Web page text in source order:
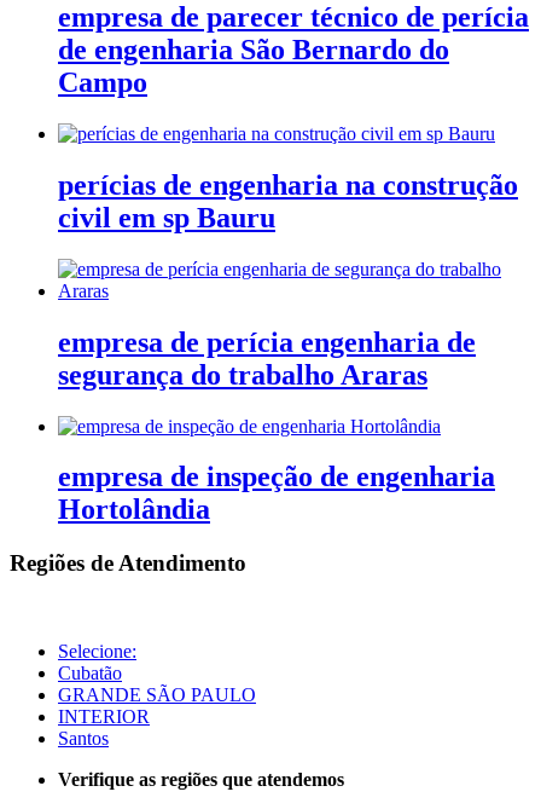
empresa de parecer técnico de perícia
de engenharia São Bernardo do
Campo
perícias de engenharia na construção
civil em sp Bauru
empresa de perícia engenharia de
segurança do trabalho Araras
empresa de inspeção de engenharia
Hortolândia
Regiões de Atendimento
Selecione:
Cubatão
GRANDE SÃO PAULO
INTERIOR
Santos
Verifique as regiões que atendemos